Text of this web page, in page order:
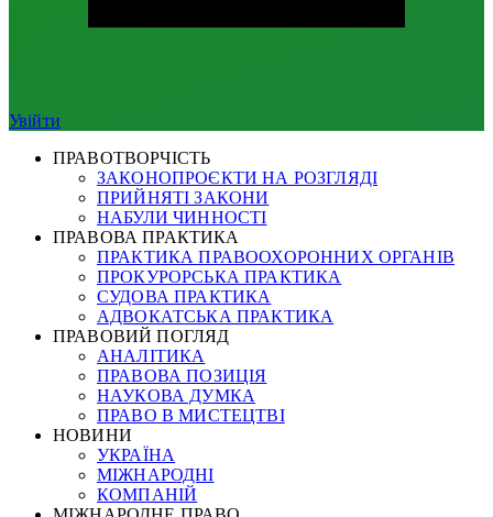
Увійти
ПРАВОТВОРЧІСТЬ
ЗАКОНОПРОЄКТИ НА РОЗГЛЯДІ
ПРИЙНЯТІ ЗАКОНИ
НАБУЛИ ЧИННОСТІ
ПРАВОВА ПРАКТИКА
ПРАКТИКА ПРАВООХОРОННИХ ОРГАНІВ
ПРОКУРОРСЬКА ПРАКТИКА
СУДОВА ПРАКТИКА
АДВОКАТСЬКА ПРАКТИКА
ПРАВОВИЙ ПОГЛЯД
АНАЛІТИКА
ПРАВОВА ПОЗИЦІЯ
НАУКОВА ДУМКА
ПРАВО В МИСТЕЦТВІ
НОВИНИ
УКРАЇНА
МІЖНАРОДНІ
КОМПАНІЙ